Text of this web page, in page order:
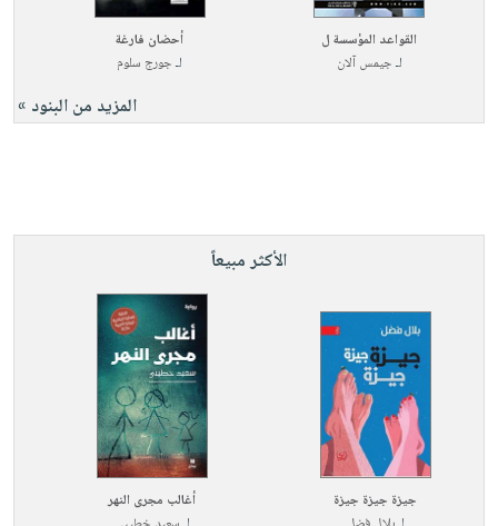
القواعد المؤسسة ل
لـجيمس آلان
أحضان فارغة
لـجورج سلوم
المزيد من البنود »
الأكثر مبيعاً
جيزة جيزة جيزة
أغالب مجرى النهر